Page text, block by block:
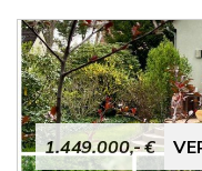
1.449.000,- €